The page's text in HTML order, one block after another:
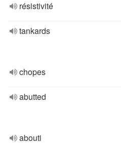
résistivité
tankards
chopes
abutted
abouti